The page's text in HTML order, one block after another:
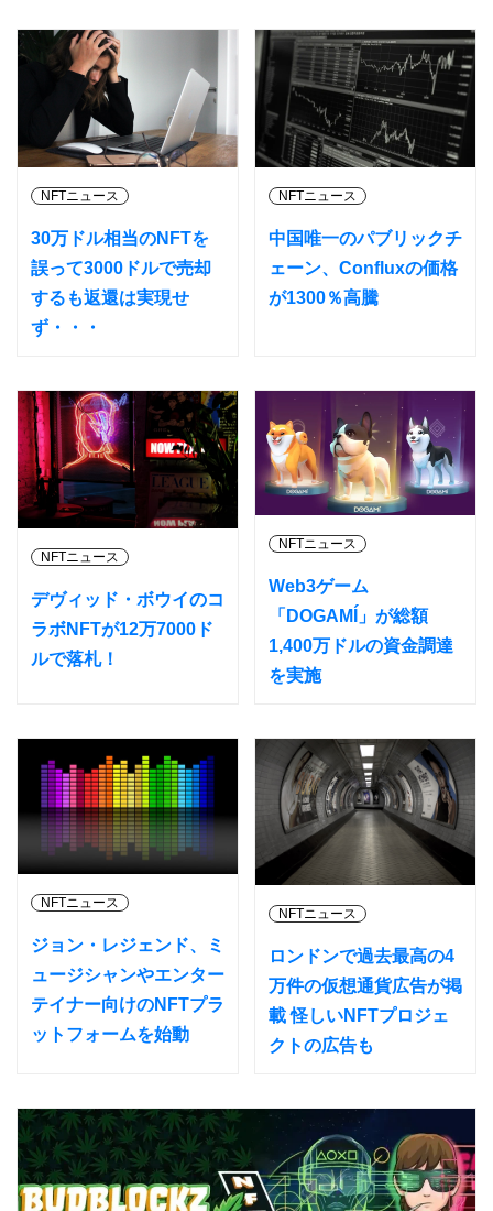
NFTニュース
30万ドル相当のNFTを
誤って3000ドルで売却
するも返還は実現せ
ず・・・
NFTニュース
中国唯一のパブリックチ
ェーン、Confluxの価格
が1300％高騰
NFTニュース
デヴィッド・ボウイのコ
ラボNFTが12万7000ド
ルで落札！
NFTニュース
Web3ゲーム
「DOGAMÍ」が総額
1,400万ドルの資金調達
を実施
NFTニュース
ジョン・レジェンド、ミ
ュージシャンやエンター
テイナー向けのNFTプラ
ットフォームを始動
NFTニュース
ロンドンで過去最高の4
万件の仮想通貨広告が掲
載 怪しいNFTプロジェ
クトの広告も